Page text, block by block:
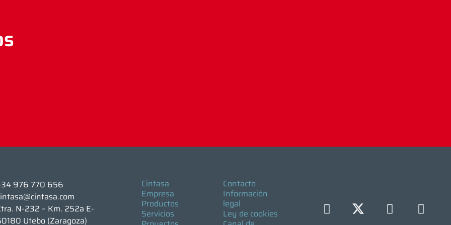
976 770 656
N-232 – Km. 252a E-
Utebo (Zaragoza)
Cintasa
Empresa
Productos
Servicios
Contacto
Información
legal
Ley de cookies